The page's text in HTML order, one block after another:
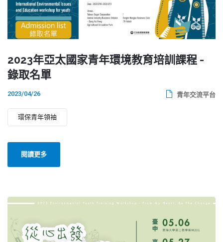
2023年亞太國家青年環境教育培訓課程 -
錄取名單
2023/04/26 青年交流平台
環保青年領袖
閱讀更多